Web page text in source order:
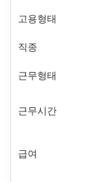
고용형태
직종
근무형태
근무시간
급여